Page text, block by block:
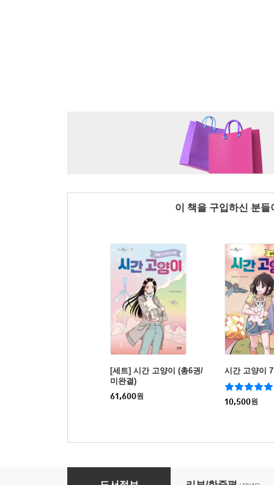
이 책을 구입하신 분
[세트] 시간 고양이 (총6권/
미완결)
61,600원
시간 고양이 7
10,500원
시간 고양이